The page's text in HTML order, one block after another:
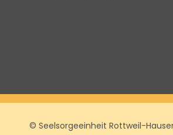
© Seelsorgeeinheit Rottweil-